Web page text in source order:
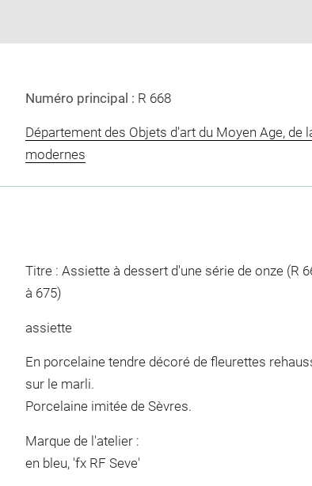
Numéro principal : R 668
Département des Objets d'art du Moyen Age, de
modernes
Titre : Assiette à dessert d'une série de onze (R
à 675)
assiette
En porcelaine tendre décoré de fleurettes
sur le marli.
Porcelaine imitée de Sèvres.
Marque de l'atelier :
en bleu, 'fx RF Seve'